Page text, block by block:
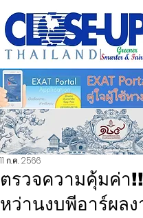
ตรวจความคุ้มค่า
หว่านงบพีอาร์ผล
11 ก.ค. 2566